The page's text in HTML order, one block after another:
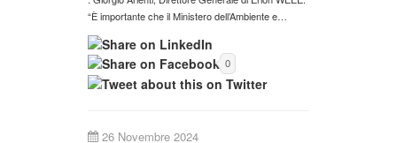
“È importante che il Ministero dell’Ambiente e…
0
26 Novembre 2024